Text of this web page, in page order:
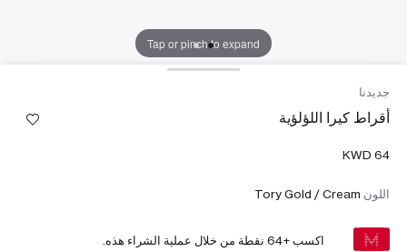
Tap or pinch to expand
جديدنا
أقراط كيرا اللؤلؤية
اللون Tory Gold / Cream
اكسب +64 نقطة من خلال عملية الشراء هذه.